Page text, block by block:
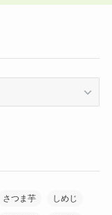
さつま芋 しめじ